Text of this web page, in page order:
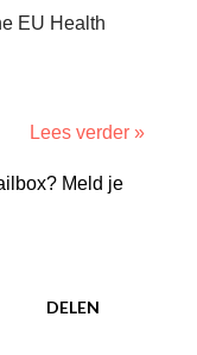
EU Health
Lees verder »
Meld je
DELEN